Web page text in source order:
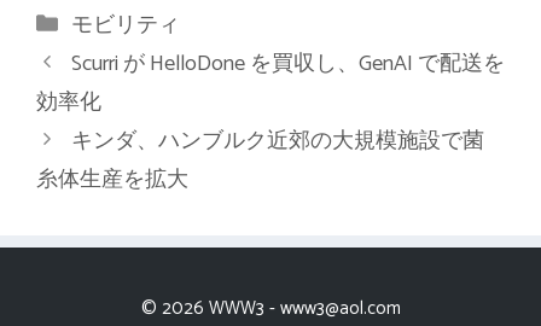
カ
テ
ゴ
リ
ー
モビリティ
Scurri が HelloDone を買収し、GenAI で配送を
効率化
キンダ、ハンブルク近郊の大規模施設で菌
糸体生産を拡大
© 2026 WWW3 -www3@aol.com